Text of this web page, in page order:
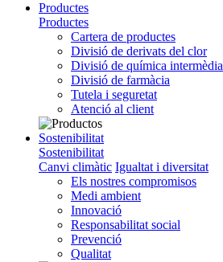
Productes
Productes
Cartera de productes
Divisió de derivats del clor
Divisió de química intermèdia
Divisió de farmàcia
Tutela i seguretat
Atenció al client
Sostenibilitat
Sostenibilitat
Canvi climàtic Igualtat i diversitat
Els nostres compromisos
Medi ambient
Innovació
Responsabilitat social
Prevenció
Qualitat